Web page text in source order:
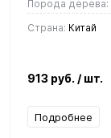
Порода дерева:
Страна: Китай
913 руб. / шт.
Подробнее